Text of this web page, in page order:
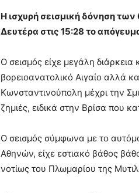
Η ισχυρή σεισμική δόνηση
Δευτέρα στις 15:28 το
Ο σεισμός είχε μεγάλη
βορειοανατολικό Αιγαίο αλλά
Κωνσταντινούπολη μέχρι την
ζημιές, ειδικά στην Βρίσα που
Ο σεισμός σύμφωνα με το
Αθηνών, είχε εστιακό βάθος
νοτίως του Πλωμαρίου της